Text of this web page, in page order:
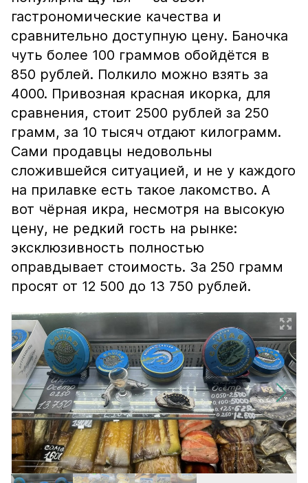
гастрономические качества и
сравнительно доступную цену. Баночка
чуть более 100 граммов обойдётся в
850 рублей. Полкило можно взять за
4000. Привозная красная икорка, для
сравнения, стоит 2500 рублей за 250
грамм, за 10 тысяч отдают килограмм.
Сами продавцы недовольны
сложившейся ситуацией, и не у каждого
на прилавке есть такое лакомство. А
вот чёрная икра, несмотря на высокую
цену, не редкий гость на рынке:
эксклюзивность полностью
оправдывает стоимость. За 250 грамм
просят от 12 500 до 13 750 рублей.